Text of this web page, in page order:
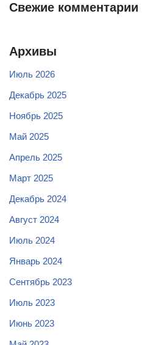
Свежие комментарии
Архивы
Июль 2026
Декабрь 2025
Ноябрь 2025
Май 2025
Апрель 2025
Март 2025
Декабрь 2024
Август 2024
Июль 2024
Январь 2024
Сентябрь 2023
Июль 2023
Июнь 2023